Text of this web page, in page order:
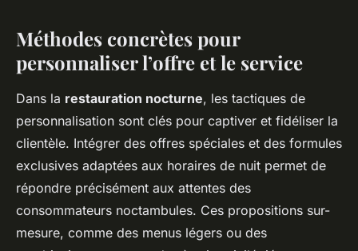
Méthodes concrètes pour
personnaliser l’offre et le service
Dans la restauration nocturne, les tactiques de
personnalisation sont clés pour captiver et fidéliser la
clientèle. Intégrer des offres spéciales et des formules
exclusives adaptées aux horaires de nuit permet de
répondre précisément aux attentes des
consommateurs noctambules. Ces propositions sur-
mesure, comme des menus légers ou des